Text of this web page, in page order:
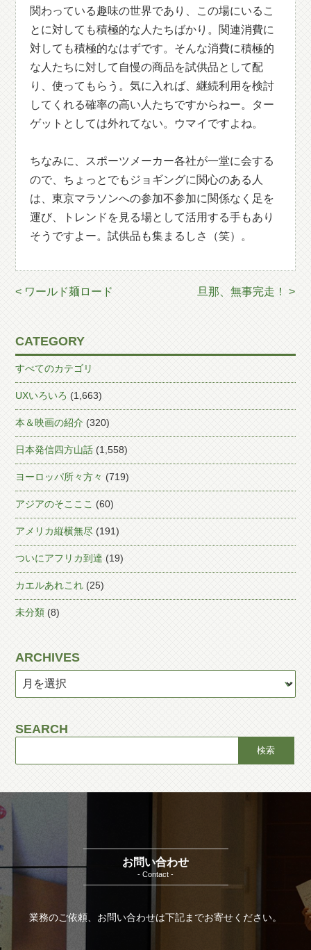
関わっている趣味の世界であり、この場にいるこ
とに対しても積極的な人たちばかり。関連消費に
対しても積極的なはずです。そんな消費に積極的
な人たちに対して自慢の商品を試供品として配
り、使ってもらう。気に入れば、継続利用を検討
してくれる確率の高い人たちですからねー。ター
ゲットとしては外れてない。ウマイですよね。
ちなみに、スポーツメーカー各社が一堂に会する
ので、ちょっとでもジョギングに関心のある人
は、東京マラソンへの参加不参加に関係なく足を
運び、トレンドを見る場として活用する手もあり
そうですよー。試供品も集まるしさ（笑）。
< ワールド麺ロード 旦那、無事完走！ >
CATEGORY
すべてのカテゴリ
UXいろいろ (1,663)
本＆映画の紹介 (320)
日本発信四方山話 (1,558)
ヨーロッパ所々方々 (719)
アジアのそこここ (60)
アメリカ縦横無尽 (191)
ついにアフリカ到達 (19)
カエルあれこれ (25)
未分類 (8)
ARCHIVES
SEARCH
お問い合わせ
- Contact -
業務のご依頼、お問い合わせは下記までお寄せください。